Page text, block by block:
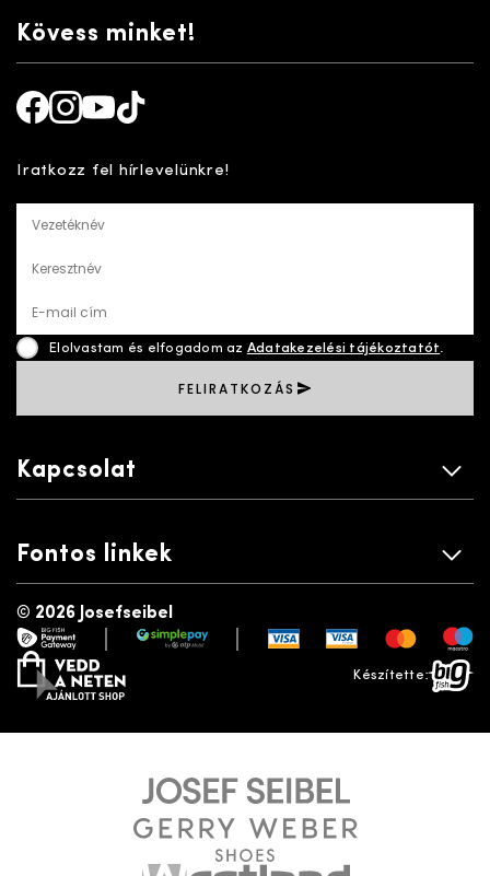
Kövess minket!
Iratkozz fel hírlevelünkre!
Vezetéknév
Keresztnév
E-mail cím
Elolvastam és elfogadom az Adatakezelési tájékoztatót.
FELIRATKOZÁS
Kapcsolat
Fontos linkek
© 2026 Josefseibel
payment gatewaysimplepay
vedd a neten
Készítette:bigfish